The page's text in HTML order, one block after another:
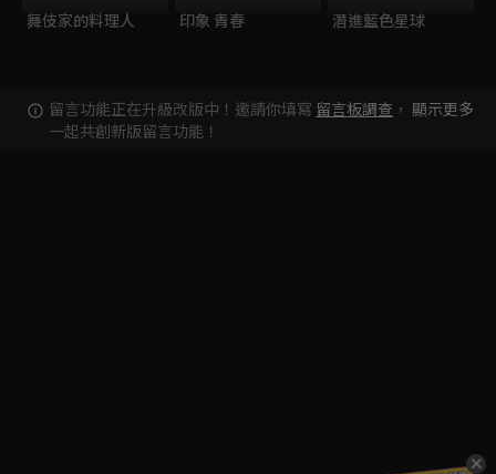
舞伎家的料理人 印象 青春 潛進藍色星球
留言功能正在升級改版中！邀請你填寫 留言板調查 ，
一起共創新版留言功能！
顯示更多